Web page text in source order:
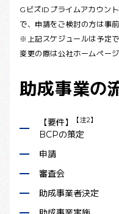
GビズIDプライムアカウン
で、申請をご検討の方は事
※上記スケジュールは予定
変更の際は公社ホームペー
助成事業の
【要件】 【注2】
BCPの策定
申請
審査会
助成事業者決定